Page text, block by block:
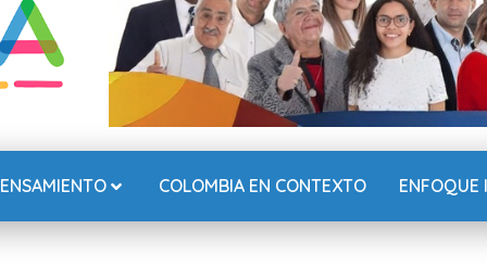
COLOMBIA EN CONTEXTO ENFOQUE